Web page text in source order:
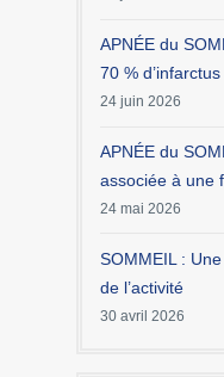
APNÉE du
70 % d’infarctus
24 juin 2026
APNÉE du
associée à une
24 mai 2026
SOMMEIL :
de l’activité
30 avril 2026